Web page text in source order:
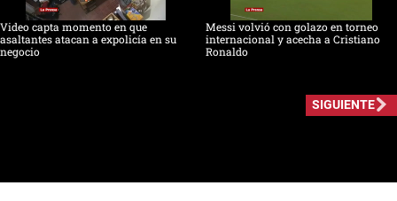
Video capta momento en que
asaltantes atacan a expolicía en su
negocio
Messi volvió con golazo en torneo
internacional y acecha a Cristiano
Ronaldo
SIGUIENTE